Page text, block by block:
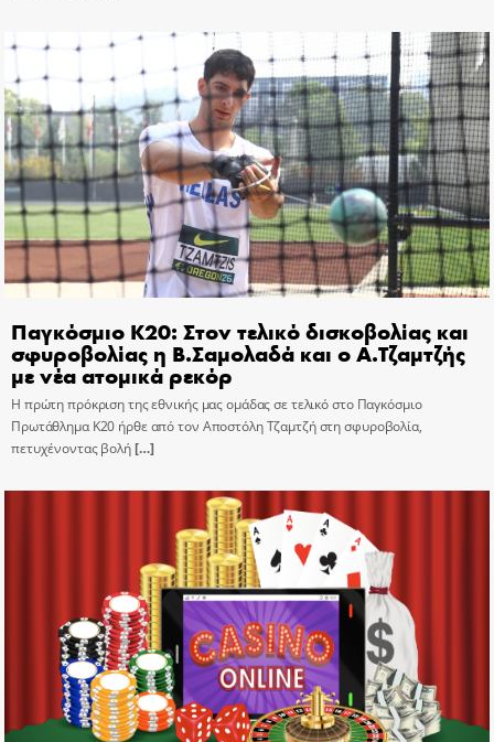
Παγκόσμιο Κ20: Στον τελικό δισκοβολίας και
σφυροβολίας η Β.Σαμολαδά και ο Α.Τζαμτζής
με νέα ατομικά ρεκόρ
Η πρώτη πρόκριση της εθνικής μας ομάδας σε τελικό στο Παγκόσμιο
Πρωτάθλημα Κ20 ήρθε από τον Αποστόλη Τζαμτζή στη σφυροβολία,
πετυχένοντας βολή[…]